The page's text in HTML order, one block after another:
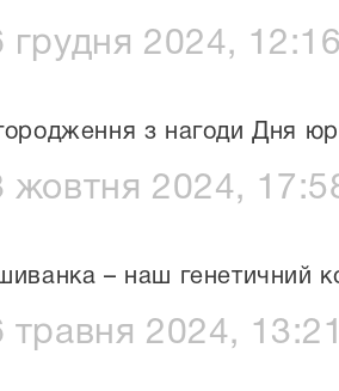
грудня 2024,
з нагоди Дня
жовтня 2024,
– наш генетичний
травня 2024,